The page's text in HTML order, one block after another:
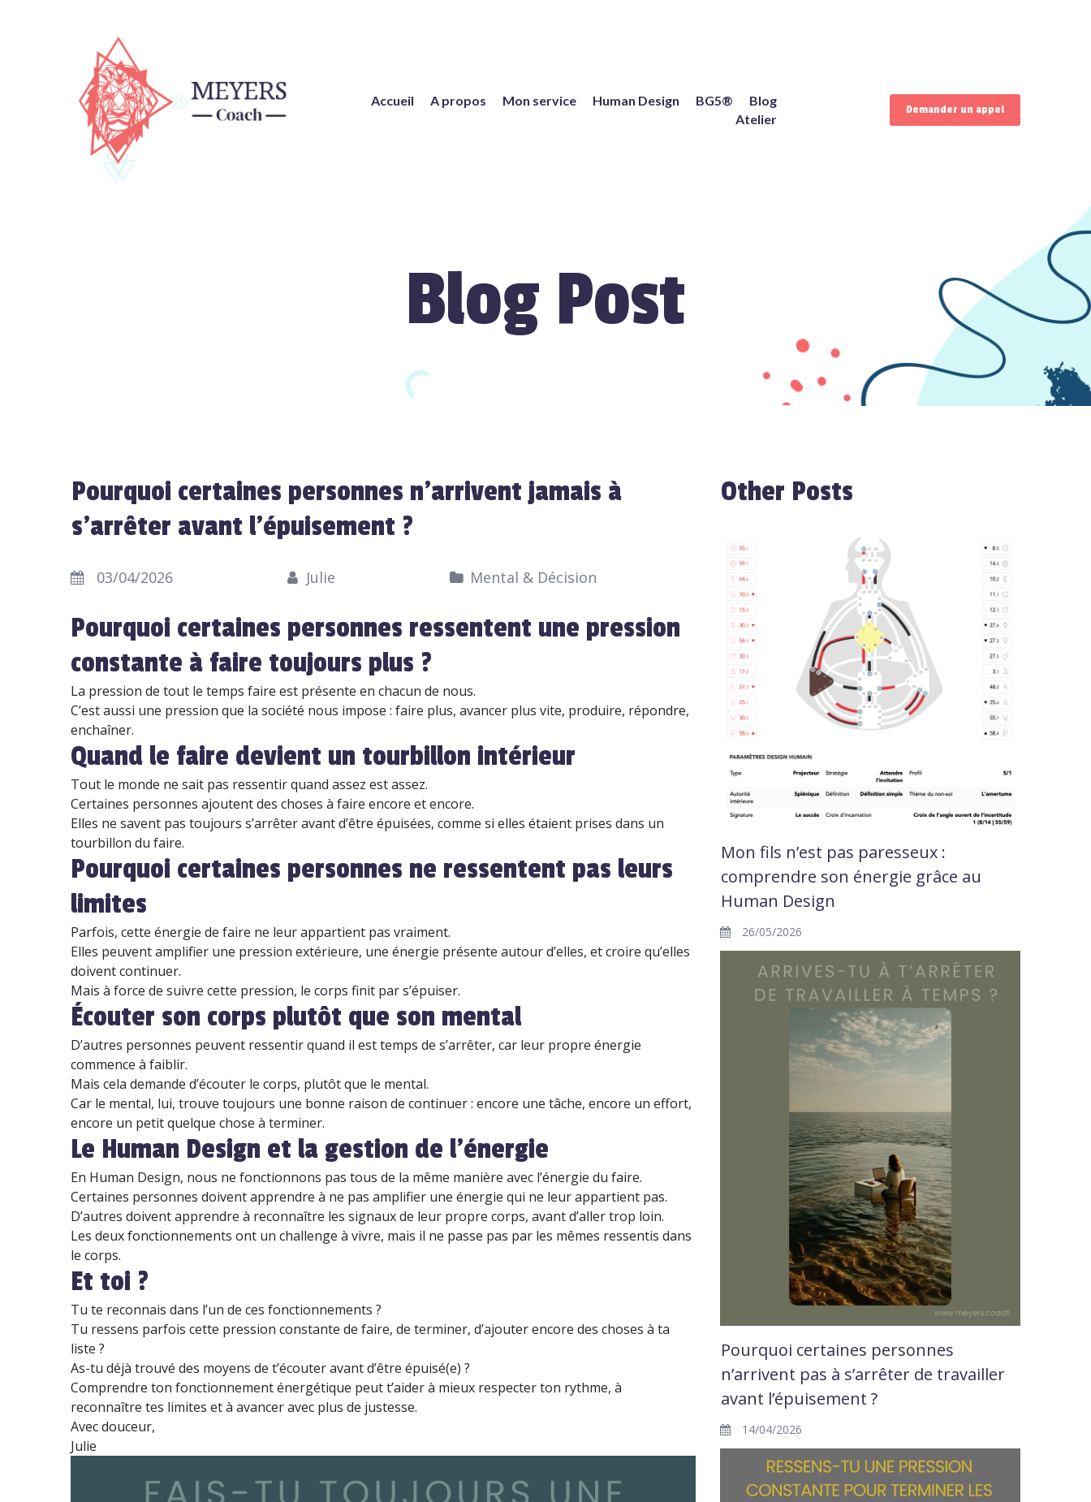
Accueil A propos Mon service Human Design BG5®
Blog
Atelier
Demander un appel
Blog Post
Pourquoi certaines personnes n’arrivent jamais à
s’arrêter avant l’épuisement ?
03/04/2026 Julie Mental & Décision
Pourquoi certaines personnes ressentent une pression
constante à faire toujours plus ?
La pression de tout le temps faire est présente en chacun de nous.
C’est aussi une pression que la société nous impose : faire plus, avancer plus vite, produire, répondre,
enchaîner.
Quand le faire devient un tourbillon intérieur
Tout le monde ne sait pas ressentir quand assez est assez.
Certaines personnes ajoutent des choses à faire encore et encore.
Elles ne savent pas toujours s’arrêter avant d’être épuisées, comme si elles étaient prises dans un
tourbillon du faire.
Pourquoi certaines personnes ne ressentent pas leurs
limites
Parfois, cette énergie de faire ne leur appartient pas vraiment.
Elles peuvent amplifier une pression extérieure, une énergie présente autour d’elles, et croire qu’elles
doivent continuer.
Mais à force de suivre cette pression, le corps finit par s’épuiser.
Écouter son corps plutôt que son mental
D’autres personnes peuvent ressentir quand il est temps de s’arrêter, car leur propre énergie
commence à faiblir.
Mais cela demande d’écouter le corps, plutôt que le mental.
Car le mental, lui, trouve toujours une bonne raison de continuer : encore une tâche, encore un effort,
encore un petit quelque chose à terminer.
Le Human Design et la gestion de l’énergie
En Human Design, nous ne fonctionnons pas tous de la même manière avec l’énergie du faire.
Certaines personnes doivent apprendre à ne pas amplifier une énergie qui ne leur appartient pas.
D’autres doivent apprendre à reconnaître les signaux de leur propre corps, avant d’aller trop loin.
Les deux fonctionnements ont un challenge à vivre, mais il ne passe pas par les mêmes ressentis dans
le corps.
Et toi ?
Tu te reconnais dans l’un de ces fonctionnements ?
Tu ressens parfois cette pression constante de faire, de terminer, d’ajouter encore des choses à ta
liste ?
As-tu déjà trouvé des moyens de t’écouter avant d’être épuisé(e) ?
Comprendre ton fonctionnement énergétique peut t’aider à mieux respecter ton rythme, à
reconnaître tes limites et à avancer avec plus de justesse.
Avec douceur,
Julie
Other Posts
Mon fils n’est pas paresseux :
comprendre son énergie grâce au
Human Design
26/05/2026
Pourquoi certaines personnes
n’arrivent pas à s’arrêter de travailler
avant l’épuisement ?
14/04/2026